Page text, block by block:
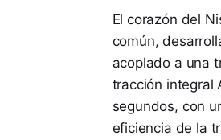
El corazón del
común,
acoplado a una
tracción integral
segundos, con
eficiencia de la